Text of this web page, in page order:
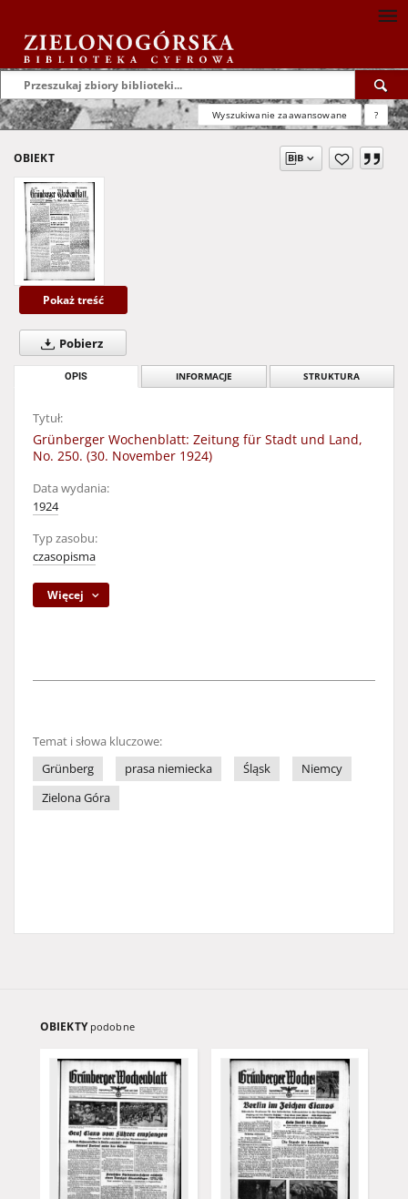
Wyszukiwanie zaawansowane ?
OBIEKT
Pokaż treść
Pobierz
OPIS INFORMACJE STRUKTURA
Tytuł:
Grünberger Wochenblatt: Zeitung für Stadt und Land,
No. 250. (30. November 1924)
Data wydania:
1924
Typ zasobu:
czasopisma
Więcej
Temat i słowa kluczowe:
Grünberg
prasa niemiecka Śląsk
Niemcy
Zielona Góra
OBIEKTY podobne